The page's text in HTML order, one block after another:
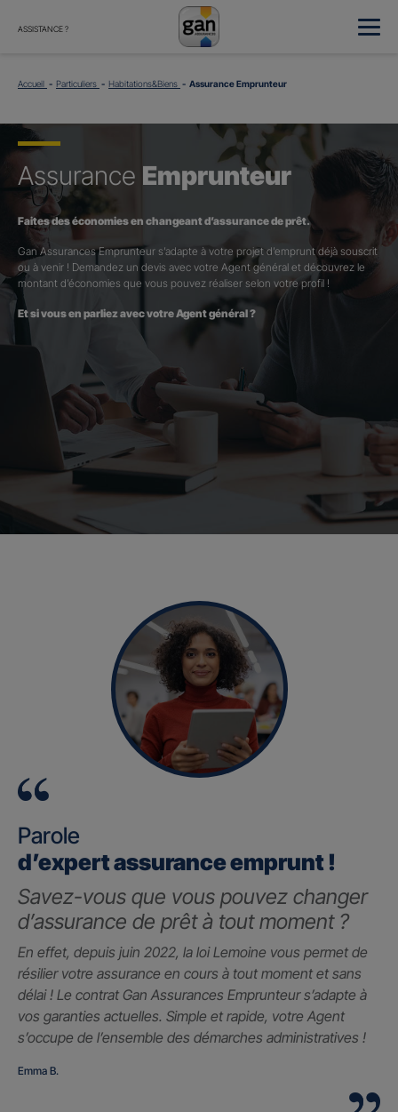
ASSISTANCE ?
Accueil Particuliers Habitations&Biens Assurance Emprunteur
Assurance Emprunteur
Faites des économies en changeant d’assurance de prêt.
Gan Assurances Emprunteur s’adapte à votre projet d’emprunt déjà souscrit
ou à venir ! Demandez un devis avec votre Agent général et découvrez le
montant d’économies que vous pouvez réaliser selon votre profil !
Et si vous en parliez avec votre Agent général ?
Parole
d’expert assurance emprunt !
Savez-vous que vous pouvez changer
d’assurance de prêt à tout moment ?
En effet, depuis juin 2022, la loi Lemoine vous permet de
résilier votre assurance en cours à tout moment et sans
délai ! Le contrat Gan Assurances Emprunteur s’adapte à
vos garanties actuelles. Simple et rapide, votre Agent
s’occupe de l’ensemble des démarches administratives !
Emma B.